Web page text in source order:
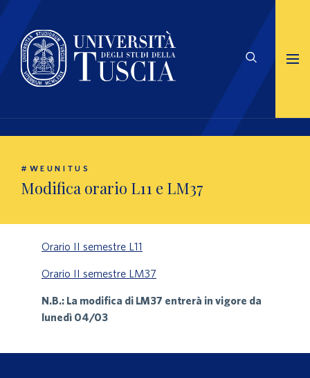
#WEUNITUS
Modifica orario L11 e LM37
Orario II semestre L11
Orario II semestre LM37
N.B.: La modifica di LM37 entrerà in vigore da
lunedì 04/03